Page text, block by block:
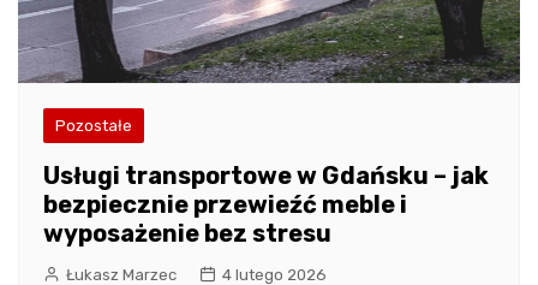
Pozostałe
Usługi transportowe w Gdańsku – jak
bezpiecznie przewieźć meble i
wyposażenie bez stresu
Łukasz Marzec 4 lutego 2026